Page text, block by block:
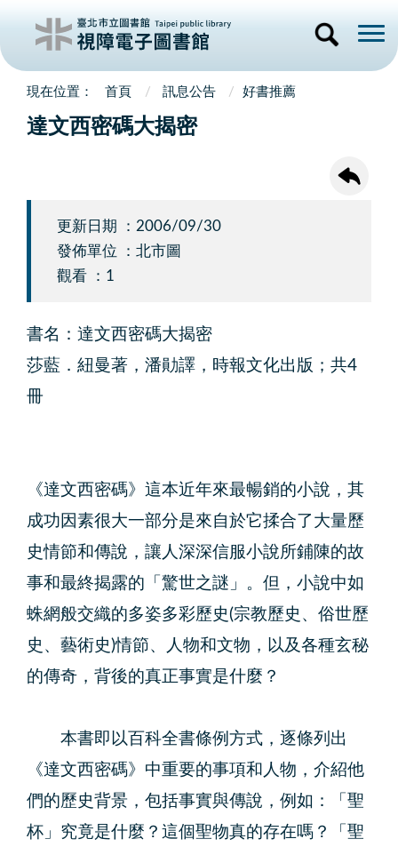
首頁 訊息公告 好書推薦
達文西密碼大揭密
更新日期 ：2006/09/30
發佈單位 ：北市圖
觀看 ：1
書名：達文西密碼大揭密
莎藍．紐曼著，潘勛譯，時報文化出版；共4
冊
《達文西密碼》這本近年來最暢銷的小說，其
成功因素很大一部分是來自於它揉合了大量歷
史情節和傳說，讓人深深信服小說所鋪陳的故
事和最終揭露的「驚世之謎」。但，小說中如
蛛網般交織的多姿多彩歷史(宗教歷史、俗世歷
史、藝術史)情節、人物和文物，以及各種玄秘
的傳奇，背後的真正事實是什麼？
本書即以百科全書條例方式，逐條列出
《達文西密碼》中重要的事項和人物，介紹他
們的歷史背景，包括事實與傳說，例如：「聖
杯」究竟是什麼？這個聖物真的存在嗎？「聖